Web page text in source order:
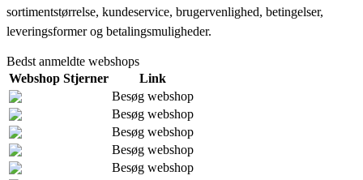
sortimentstørrelse, kundeservice, brugervenlighed, betingelser,
leveringsformer og betalingsmuligheder.
Bedst anmeldte webshops
Webshop Stjerner
Link
Besøg webshop
Besøg webshop
Besøg webshop
Besøg webshop
Besøg webshop